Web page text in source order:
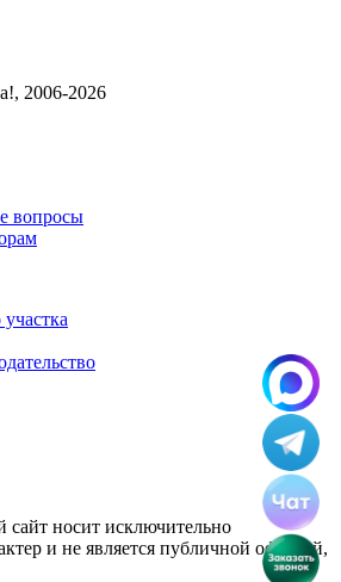
2006-2026
вопросы
носит исключительно
и не является публичной офертой,